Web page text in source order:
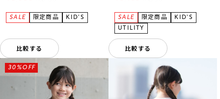
比較する 比較する
30%OFF